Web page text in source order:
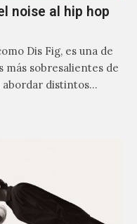
noise al hip hop
Dis Fig, es una de
más sobresalientes de
distintos